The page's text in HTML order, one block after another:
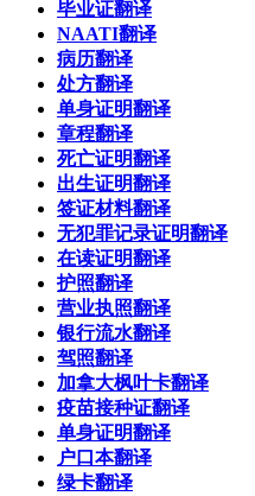
毕业证翻译
NAATI翻译
病历翻译
处方翻译
单身证明翻译
章程翻译
死亡证明翻译
出生证明翻译
签证材料翻译
无犯罪记录证明翻译
在读证明翻译
护照翻译
营业执照翻译
银行流水翻译
驾照翻译
加拿大枫叶卡翻译
疫苗接种证翻译
单身证明翻译
户口本翻译
绿卡翻译